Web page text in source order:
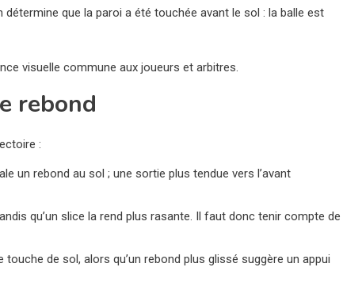
que la paroi a été touchée avant le sol : la balle est
visuelle commune aux joueurs et arbitres.
rebond
:
un rebond au sol ; une sortie plus tendue vers l’avant
qu’un slice la rend plus rasante. Il faut donc tenir compte de
de sol, alors qu’un rebond plus glissé suggère un appui